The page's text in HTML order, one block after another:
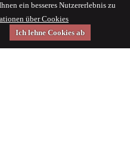
ein besseres Nutzererlebnis zu
über Cookies
Ich lehne Cookies ab